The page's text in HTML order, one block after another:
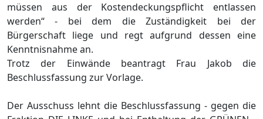
müssen aus der Kostendeckungspflicht entlassen
werden“ - bei dem die Zuständigkeit bei der
Bürgerschaft liege und regt aufgrund dessen eine
Kenntnisnahme an.
Trotz der Einwände beantragt Frau Jakob die
Beschlussfassung zur Vorlage.
Der Ausschuss lehnt die Beschlussfassung - gegen die